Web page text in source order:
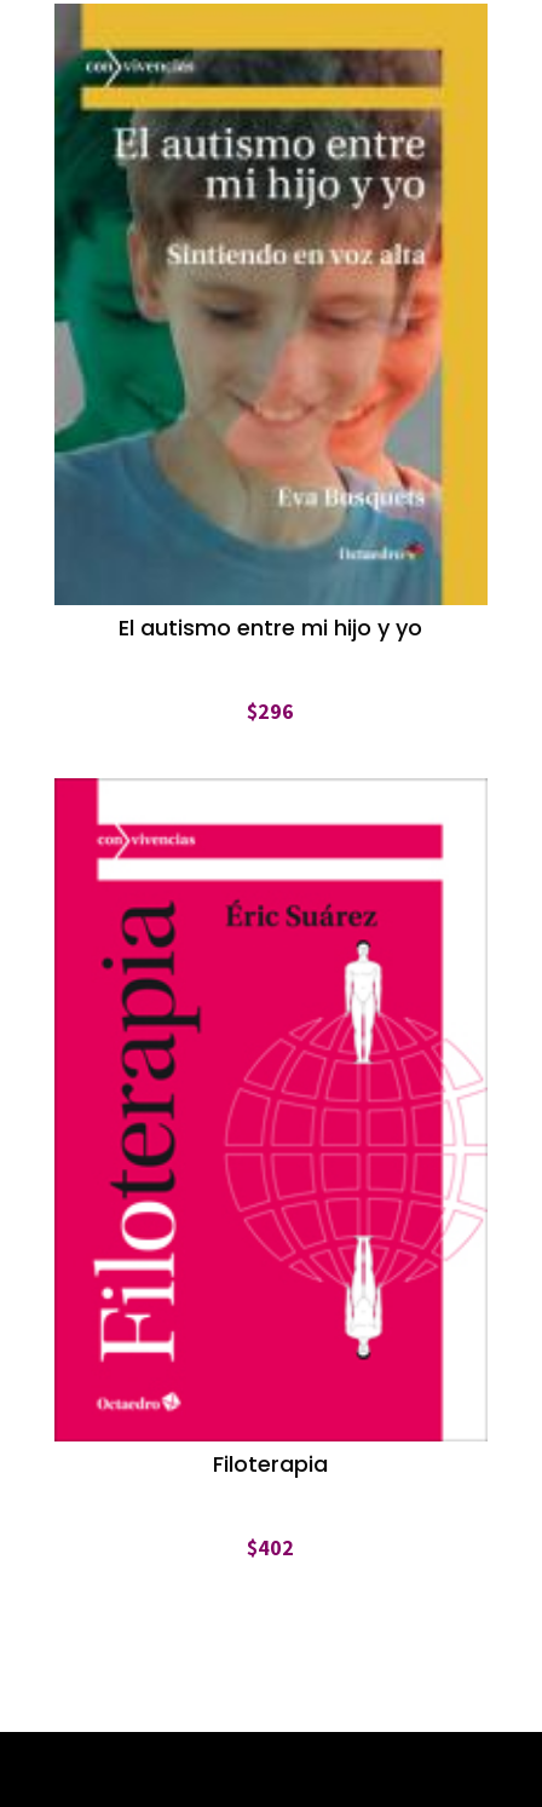
El autismo entre mi hijo y yo
$296
Filoterapia
$402